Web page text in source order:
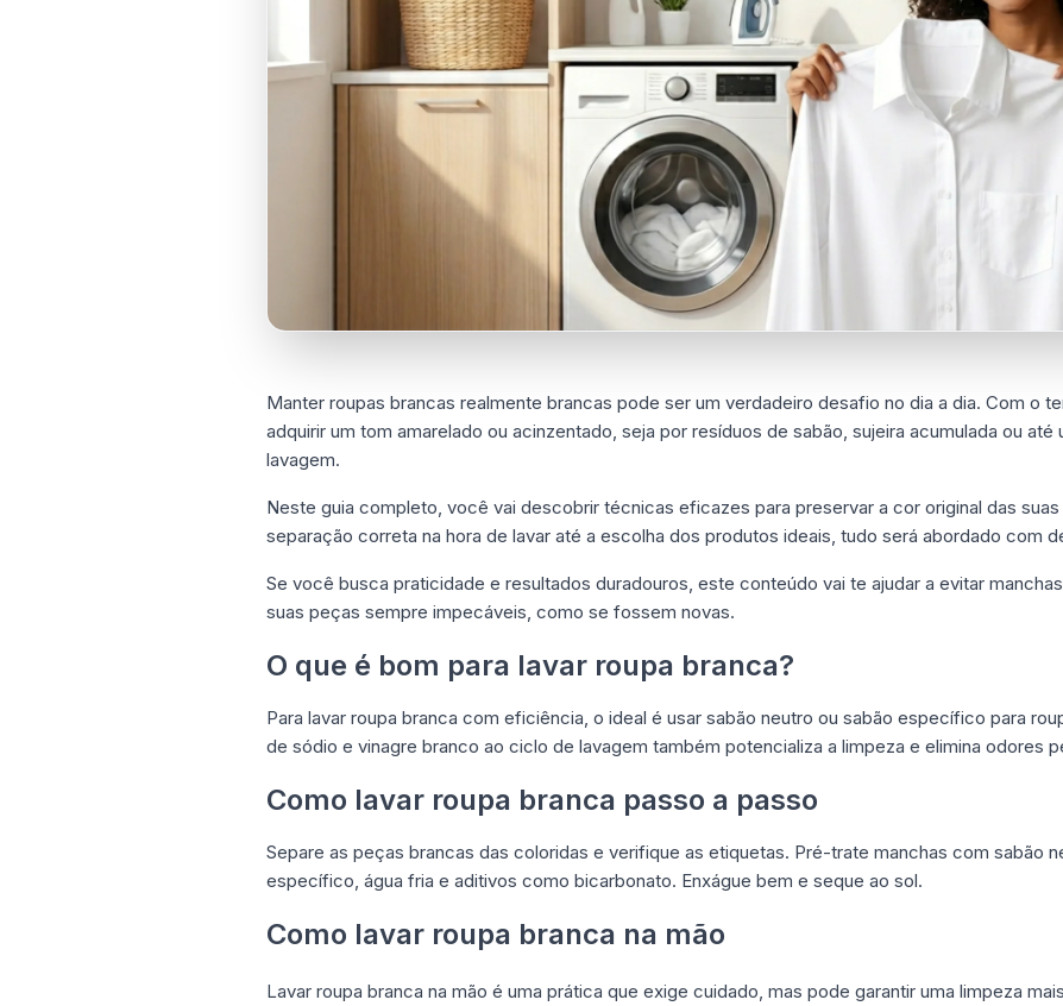
Manter roupas brancas realmente brancas pode ser um verdadeiro desafio no dia a dia. Com o
adquirir um tom amarelado ou acinzentado, seja por resíduos de sabão, sujeira acumulada ou
lavagem.
Neste guia completo, você vai descobrir técnicas eficazes para preservar a cor original das
separação correta na hora de lavar até a escolha dos produtos ideais, tudo será abordado com
Se você busca praticidade e resultados duradouros, este conteúdo vai te ajudar a evitar
suas peças sempre impecáveis, como se fossem novas.
O que é bom para lavar roupa branca?
Para lavar roupa branca com eficiência, o ideal é usar sabão neutro ou sabão específico para
de sódio e vinagre branco ao ciclo de lavagem também potencializa a limpeza e elimina odores
Como lavar roupa branca passo a passo
Separe as peças brancas das coloridas e verifique as etiquetas. Pré-trate manchas com sabão
específico, água fria e aditivos como bicarbonato. Enxágue bem e seque ao sol.
Como lavar roupa branca na mão
Lavar roupa branca na mão é uma prática que exige cuidado, mas pode garantir uma limpeza